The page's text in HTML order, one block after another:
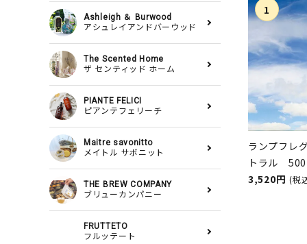
Ashleigh ＆ Burwood
アシュレイアンドバーウッド
The Scented Home
ザ センティッド ホーム
PIANTE FELICI
ピアンテフェリーチ
Maitre savonitto
メイトル サボニット
THE BREW COMPANY
ブリューカンパニー
FRUTTETO
フルッテート
ランプフレ
トラル
スランプ
3,520円 (税